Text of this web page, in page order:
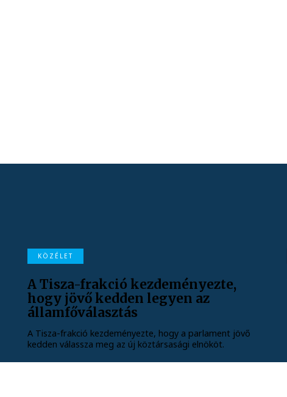
KÖZÉLET
A Tisza-frakció kezdeményezte,
hogy jövő kedden legyen az
államfőválasztás
A Tisza-frakció kezdeményezte, hogy a parlament jövő
kedden válassza meg az új köztársasági elnököt.